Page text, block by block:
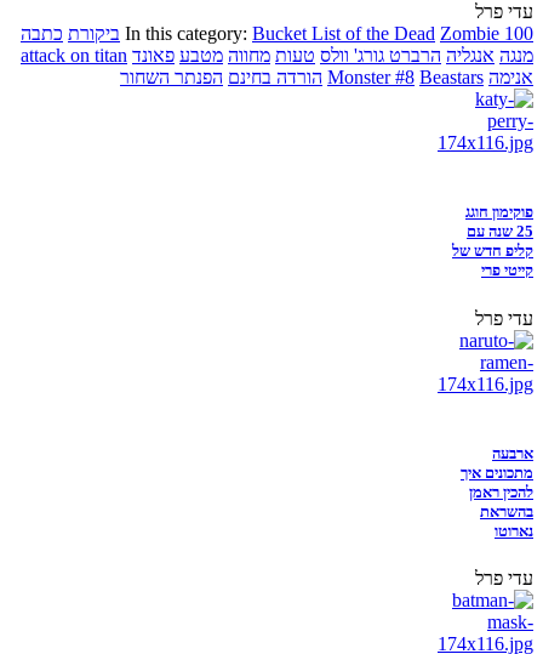
עדי פרל
In this category: Bucket List of the Dead Zombie 100 ביקורת כתבה
מנגה אנגליה הרברט גורג' וולס טעות מחווה מטבע פאונד attack on titan
אנימה
Monster #8 Beastars הורדה בחינם הפנתר השחור
פוקימון חוגג
25 שנה עם
קליפ חדש של
קייטי פרי
עדי פרל
ארבעה
מתכונים איך
להכין ראמן
בהשראת
נארוטו
עדי פרל